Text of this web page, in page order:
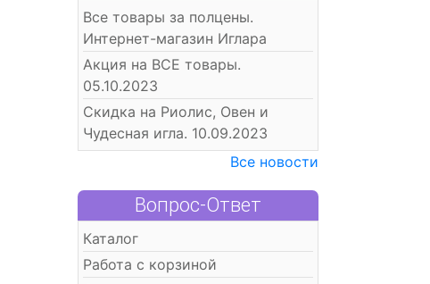
Все товары за полцены.
Интернет-магазин Иглара
Акция на ВСЕ товары.
05.10.2023
Скидка на Риолис, Овен и
Чудесная игла. 10.09.2023
Все новости
Вопрос-Ответ
Каталог
Работа с корзиной